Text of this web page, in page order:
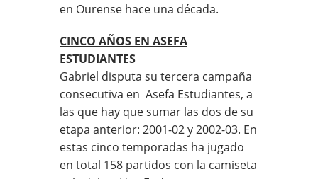
en Ourense hace una década.
CINCO AÑOS EN ASEFA
ESTUDIANTES
Gabriel disputa su tercera campaña
consecutiva en Asefa Estudiantes, a
las que hay que sumar las dos de su
etapa anterior: 2001-02 y 2002-03. En
estas cinco temporadas ha jugado
en total 158 partidos con la camiseta